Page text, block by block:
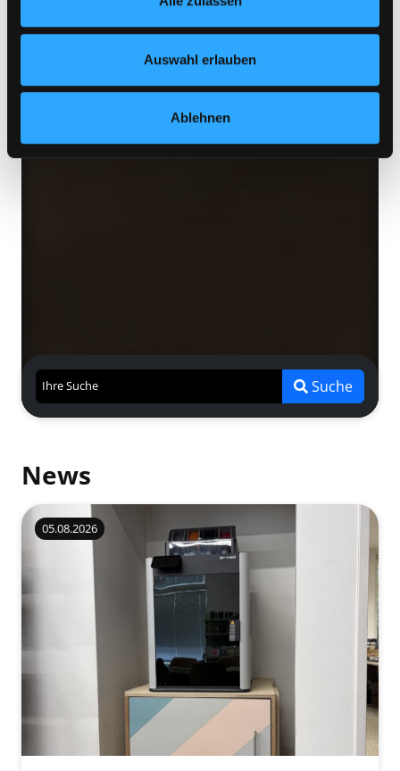
Nähere Informationen finden Sie in unserer
Auswahl erlauben
Ablehnen
Suche
News
05.08.2026